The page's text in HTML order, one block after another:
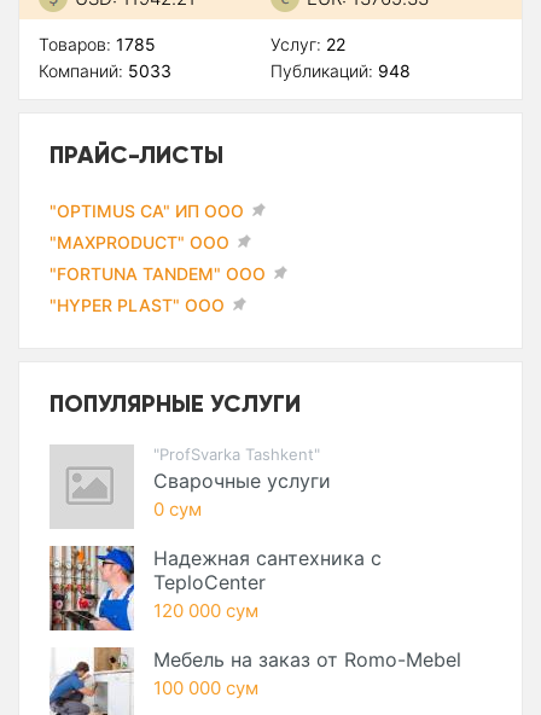
Товаров: 1785
Компаний: 5033
Услуг: 22
Публикаций: 948
ПРАЙС-ЛИСТЫ
"OPTIMUS CA" ИП ООО
"MAXPRODUCT" ООО
"FORTUNA TANDEM" ООО
"HYPER PLAST" ООО
ПОПУЛЯРНЫЕ УСЛУГИ
"ProfSvarka Tashkent"
Сварочные услуги
0 сум
Надежная сантехника с
TeploCenter
120 000 сум
Мебель на заказ от Romo-Mebel
100 000 сум